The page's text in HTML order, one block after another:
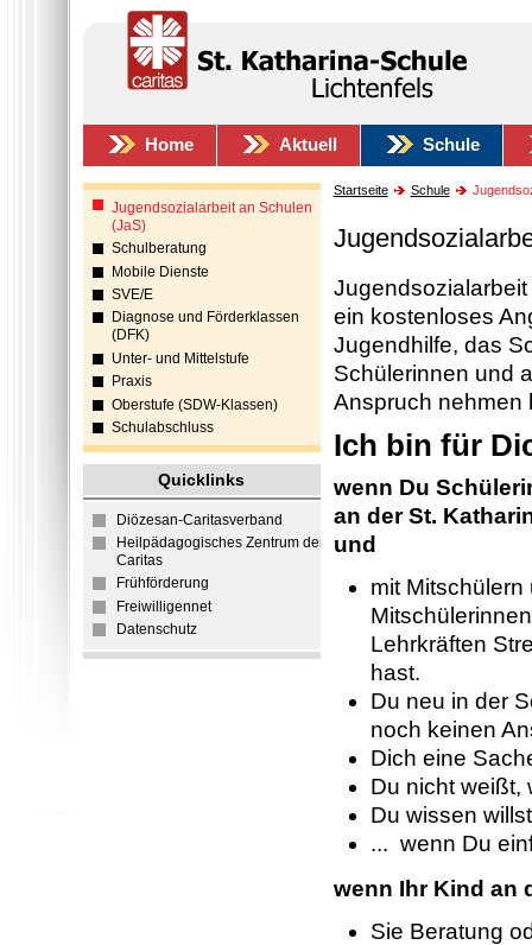
Home Aktuell Schule
Jugendsozialarbeit an Schulen
(JaS)
Schulberatung
Mobile Dienste
SVE/E
Diagnose und Förderklassen
(DFK)
Unter- und Mittelstufe
Praxis
Oberstufe (SDW-Klassen)
Schulabschluss
Quicklinks
Diözesan-Caritasverband
Heilpädagogisches Zentrum der
Caritas
Frühförderung
Freiwilligennet
Datenschutz
Startseite Schule
ein kostenloses
Jugendhilfe, das
Schülerinnen und
Anspruch nehmen
Ich bin für
wenn Du
an der St.
und
mit Mitschülern
Lehrkräften
hast.
Du neu in der
noch keinen
Dich eine
Du nicht weißt,
Du wissen
... wenn Du
wenn Ihr Kind an
Sie Beratung